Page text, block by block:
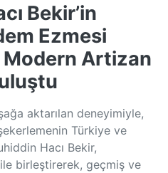
Bekir’in
Ezmesi
Modern Artizan
aktarılan deneyimiyle,
Türkiye ve
Hacı Bekir,
ile birleştirerek, geçmiş ve